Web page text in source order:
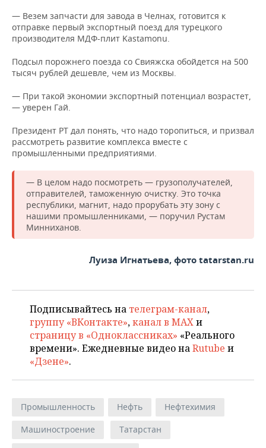
— Везем запчасти для завода в Челнах, готовится к
отправке первый экспортный поезд для турецкого
производителя МДФ-плит Kastamonu.
Подсыл порожнего поезда со Свияжска обойдется на 500
тысяч рублей дешевле, чем из Москвы.
— При такой экономии экспортный потенциал возрастет,
— уверен Гай.
Президент РТ дал понять, что надо торопиться, и призвал
рассмотреть развитие комплекса вместе с
промышленными предприятиями.
— В целом надо посмотреть — грузополучателей,
отправителей, таможенную очистку. Это точка
республики, магнит, надо прорубать эту зону с
нашими промышленниками, — поручил Рустам
Минниханов.
Луиза Игнатьева, фото tatarstan.ru
Подписывайтесь на телеграм-канал,
группу «ВКонтакте»,канал в MAXи
страницу в «Одноклассниках» «Реального
времени». Ежедневные видео наRutube и
«Дзене».
Промышленность Нефть
Нефтехимия
Машиностроение
Татарстан